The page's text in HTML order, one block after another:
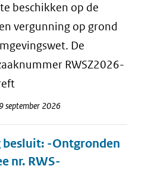
beschikken op de
vergunning op grond
De
RWSZ2026-
september 2026
besluit: -Ontgronden
nr. RWS-